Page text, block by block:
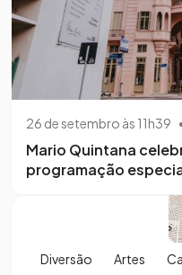
26 de setembro às 11h39
Mario Quintana
programação
Diversão Artes